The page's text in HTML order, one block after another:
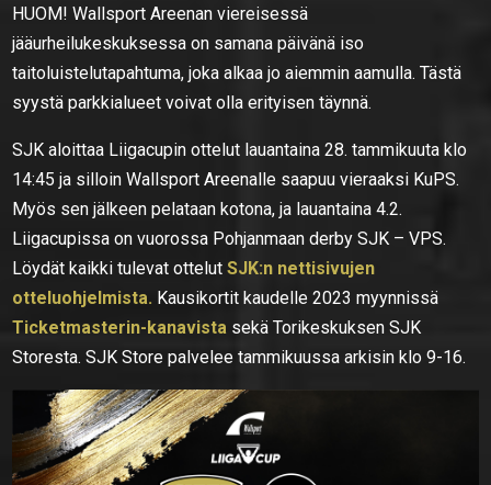
HUOM! Wallsport Areenan viereisessä
jääurheilukeskuksessa on samana päivänä iso
taitoluistelutapahtuma, joka alkaa jo aiemmin aamulla. Tästä
syystä parkkialueet voivat olla erityisen täynnä.
SJK aloittaa Liigacupin ottelut lauantaina 28. tammikuuta klo
14:45 ja silloin Wallsport Areenalle saapuu vieraaksi KuPS.
Myös sen jälkeen pelataan kotona, ja lauantaina 4.2.
Liigacupissa on vuorossa Pohjanmaan derby SJK – VPS.
Löydät kaikki tulevat ottelutSJK:n nettisivujen
otteluohjelmista. Kausikortit kaudelle 2023 myynnissä
Ticketmasterin-kanavista sekä Torikeskuksen SJK
Storesta. SJK Store palvelee tammikuussa arkisin klo 9-16.